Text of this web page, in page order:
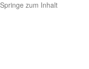
Springe zum Inhalt